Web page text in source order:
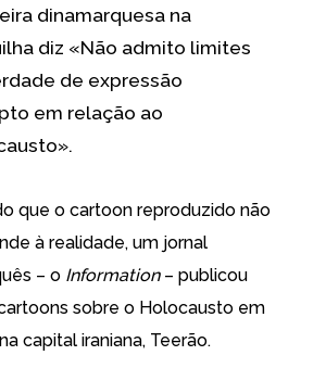
dinamarquesa na
diz «Não admito limites
de expressão
em relação ao
que o cartoon reproduzido não
à realidade, um jornal
– o Information– publicou
sobre o Holocausto em
capital iraniana, Teerão.